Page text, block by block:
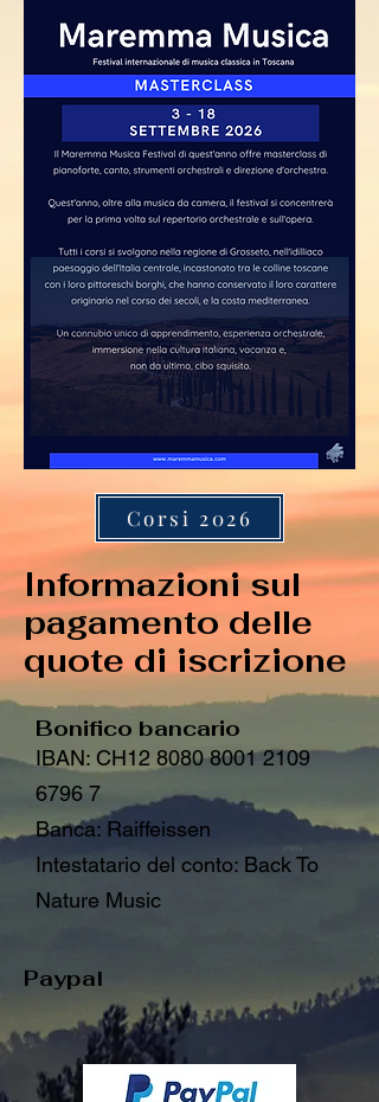
Corsi 2026
Informazioni sul
pagamento delle
quote di iscrizione
Bonifico bancario
IBAN: CH12 8080 8001 2109
6796 7
Banca: Raiffeissen
​Intestatario del conto: Back To
Nature Music
Paypal